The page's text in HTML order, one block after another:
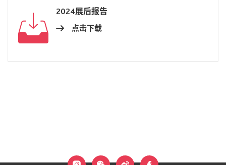
2024展后报告
点击下载